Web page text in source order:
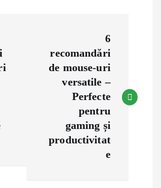
6
recomandări
de mouse-uri
versatile –
Perfecte
pentru
gaming și
productivitat
e